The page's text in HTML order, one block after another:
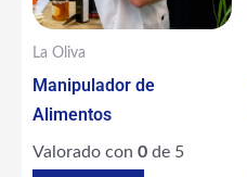
La Oliva
Manipulador de
Alimentos
Valorado con 0 de 5